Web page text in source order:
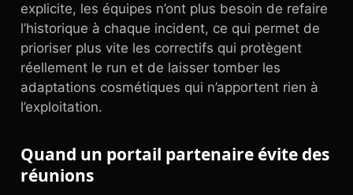
explicite, les équipes n’ont plus besoin de refaire
l’historique à chaque incident, ce qui permet de
prioriser plus vite les correctifs qui protègent
réellement le run et de laisser tomber les
adaptations cosmétiques qui n’apportent rien à
l’exploitation.
Quand un portail partenaire évite des
réunions